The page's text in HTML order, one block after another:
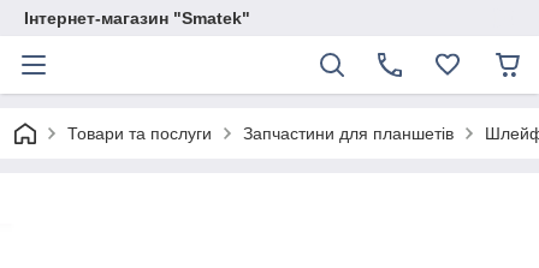
Інтернет-магазин "Smatek"
Товари та послуги Запчастини для планшетів